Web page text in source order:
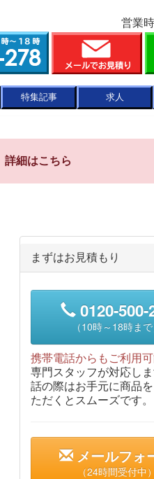
営業
特集記事 求人
詳細はこちら
まずはお見積もり
0120-500-
（10時～18時まで
携帯電話からもご利用
専門スタッフが対応し
話の際はお手元に商品
ただくとスムーズです。
メールフォ
（24時間受付中）